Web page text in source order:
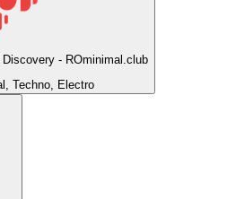
- ROminimal.club
Techno, Electro